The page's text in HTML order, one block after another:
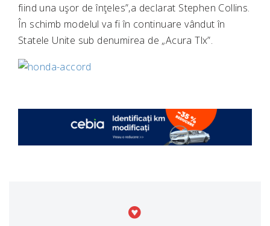
fiind una uşor de înţeles”,a declarat Stephen Collins.
În schimb modelul va fi în continuare vândut în
Statele Unite sub denumirea de „Acura Tlx”.